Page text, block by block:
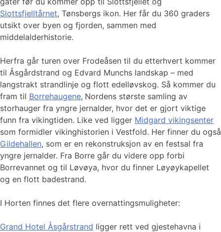
Slottsfjelltårnet, Tønsbergs ikon. Her får du 360 graders
utsikt over byen og fjorden, sammen med
middelalderhistorie.
Herfra går turen over Frodeåsen til du etterhvert kommer
til Åsgårdstrand og Edvard Munchs landskap – med
langstrakt strandlinje og flott edelløvskog. Så kommer du
fram til Borrehaugene, Nordens største samling av
storhauger fra yngre jernalder, hvor det er gjort viktige
funn fra vikingtiden. Like ved ligger Midgard vikingsenter
som formidler vikinghistorien i Vestfold. Her finner du også
Gildehallen, som er en rekonstruksjon av en festsal fra
yngre jernalder. Fra Borre går du videre opp forbi
Borrevannet og til Løvøya, hvor du finner Løyøykapellet
og en flott badestrand.
I Horten finnes det flere overnattingsmuligheter:
Grand Hotel Åsgårstrand ligger rett ved gjestehavna i